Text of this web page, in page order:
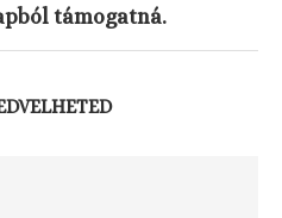
támogatná.